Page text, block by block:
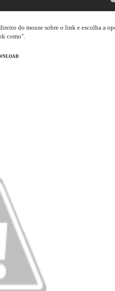
do mouse sobre o link e escolha a
como".